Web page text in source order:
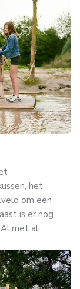
het
om een
is er nog
met al,